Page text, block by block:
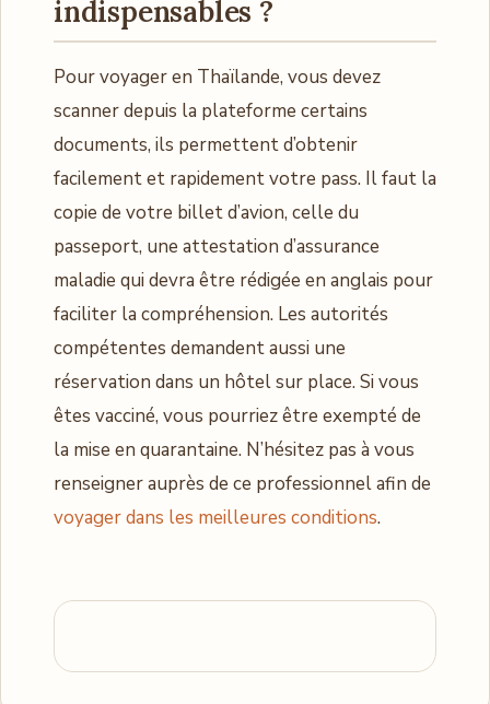
indispensables ?
Pour voyager en Thaïlande, vous devez
scanner depuis la plateforme certains
documents, ils permettent d’obtenir
facilement et rapidement votre pass. Il faut la
copie de votre billet d’avion, celle du
passeport, une attestation d’assurance
maladie qui devra être rédigée en anglais pour
faciliter la compréhension. Les autorités
compétentes demandent aussi une
réservation dans un hôtel sur place. Si vous
êtes vacciné, vous pourriez être exempté de
la mise en quarantaine. N’hésitez pas à vous
renseigner auprès de ce professionnel afin de
voyager dans les meilleures conditions.